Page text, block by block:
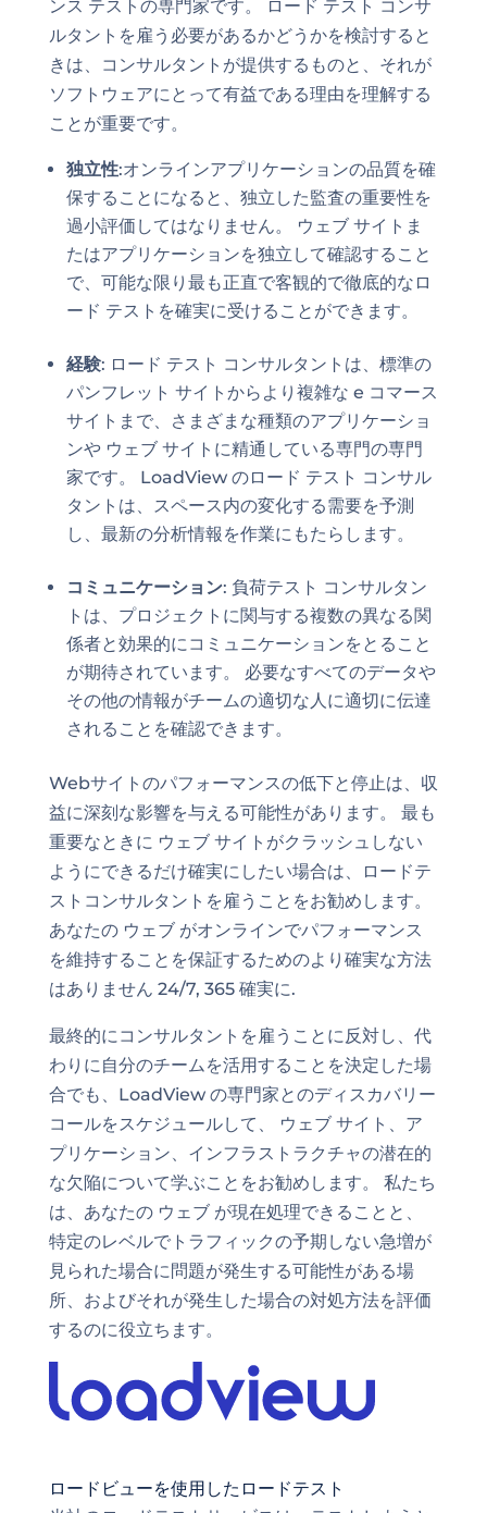
ンス テストの専門家です。 ロード テスト コンサ
ルタントを雇う必要があるかどうかを検討すると
きは、コンサルタントが提供するものと、それが
ソフトウェアにとって有益である理由を理解する
ことが重要です。
独立性:オンラインアプリケーションの品質を確
保することになると、独立した監査の重要性を
過小評価してはなりません。 ウェブ サイトま
たはアプリケーションを独立して確認すること
で、可能な限り最も正直で客観的で徹底的なロ
ード テストを確実に受けることができます。
経験: ロード テスト コンサルタントは、標準の
パンフレット サイトからより複雑な e コマース
サイトまで、さまざまな種類のアプリケーショ
ンや ウェブ サイトに精通している専門の専門
家です。 LoadView のロード テスト コンサル
タントは、スペース内の変化する需要を予測
し、最新の分析情報を作業にもたらします。
コミュニケーション: 負荷テスト コンサルタン
トは、プロジェクトに関与する複数の異なる関
係者と効果的にコミュニケーションをとること
が期待されています。 必要なすべてのデータや
その他の情報がチームの適切な人に適切に伝達
されることを確認できます。
Webサイトのパフォーマンスの低下と停止は、収
益に深刻な影響を与える可能性があります。 最も
重要なときに ウェブ サイトがクラッシュしない
ようにできるだけ確実にしたい場合は、ロードテ
ストコンサルタントを雇うことをお勧めします。
あなたの ウェブ がオンラインでパフォーマンス
を維持することを保証するためのより確実な方法
はありません 24/7, 365 確実に.
最終的にコンサルタントを雇うことに反対し、代
わりに自分のチームを活用することを決定した場
合でも、LoadView の専門家とのディスカバリー
コールをスケジュールして、 ウェブ サイト、ア
プリケーション、インフラストラクチャの潜在的
な欠陥について学ぶことをお勧めします。 私たち
は、あなたの ウェブ が現在処理できることと、
特定のレベルでトラフィックの予期しない急増が
見られた場合に問題が発生する可能性がある場
所、およびそれが発生した場合の対処方法を評価
するのに役立ちます。
ロードビューを使用したロードテスト